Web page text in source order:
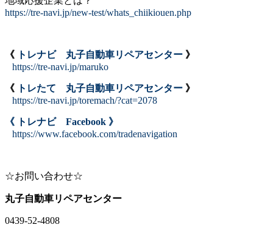
https://tre-navi.jp/new-test/whats_chiikiouen.php
《 トレナビ 丸子自動車リペアセンター 》
https://tre-navi.jp/maruko
《 トレたて 丸子自動車リペアセンター 》
https://tre-navi.jp/toremach/?cat=2078
《 トレナビ Facebook 》
https://www.facebook.com/tradenavigation
☆お問い合わせ☆
丸子自動車リペアセンター
0439-52-4808